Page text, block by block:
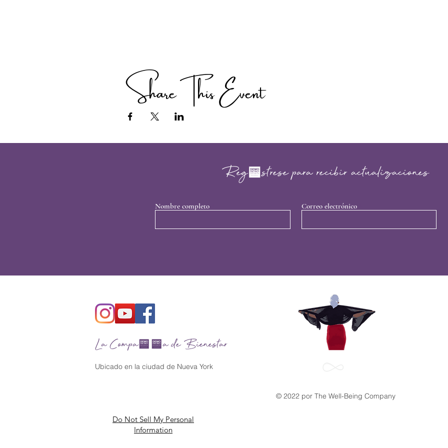
Share This Event
Regístrese para recibir actualizaciones
Nombre completo Correo electrónico
La Compañía de Bienestar
Ubicado en la ciudad de Nueva York
© 2022 por The Well-Being Company
Do Not Sell My Personal
Information